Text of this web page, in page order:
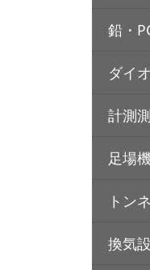
鉛・
ダイ
計測
足場
トン
換気